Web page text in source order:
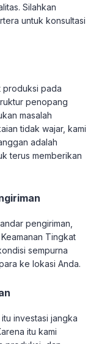
Silahkan
untuk konsultasi
produksi pada
penopang
masalah
tidak wajar, kami
adalah
terus memberikan
pengiriman,
Tingkat
sempurna
ke lokasi Anda.
investasi jangka
itu kami